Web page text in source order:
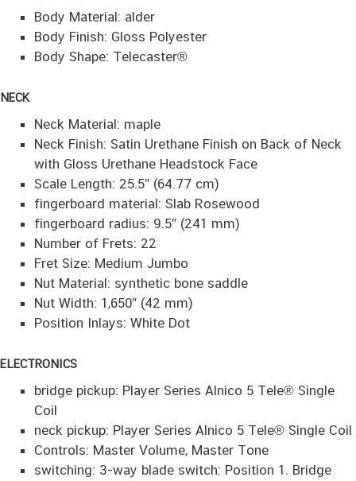
Body Material: alder
Body Finish: Gloss Polyester
Body Shape: Telecaster®
NECK
Neck Material: maple
Neck Finish: Satin Urethane Finish on Back of Neck
with Gloss Urethane Headstock Face
Scale Length: 25.5″ (64.77 cm)
fingerboard material: Slab Rosewood
fingerboard radius: 9.5″ (241 mm)
Number of Frets: 22
Fret Size: Medium Jumbo
Nut Material: synthetic bone saddle
Nut Width: 1,650″ (42 mm)
Position Inlays: White Dot
ELECTRONICS
bridge pickup: Player Series Alnico 5 Tele® Single
Coil
neck pickup: Player Series Alnico 5 Tele® Single Coil
Controls: Master Volume, Master Tone
switching: 3-way blade switch: Position 1. Bridge